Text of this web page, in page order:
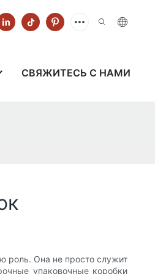
СВЯЖИТЕСЬ С НАМИ
роль. Она не просто служит
упаковочные коробки